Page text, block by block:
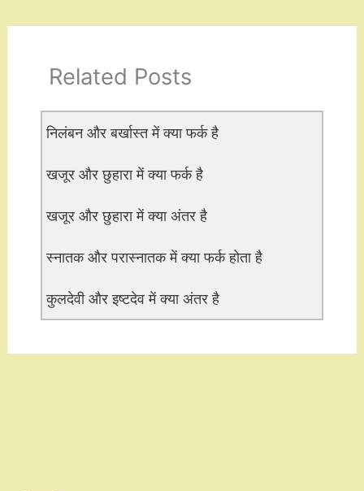
Related Posts
निलंबन और बर्खास्त में क्या फर्क है
खजूर और छुहारा में क्या फर्क है
खजूर और छुहारा में क्या अंतर है
स्नातक और परास्नातक में क्या फर्क होता है
कुलदेवी और इष्टदेव में क्या अंतर है